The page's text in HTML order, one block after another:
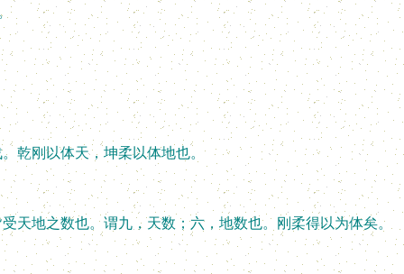
刚以体天，坤柔以体地也。
地之数也。谓九，天数；六，地数也。刚柔得以为体矣。